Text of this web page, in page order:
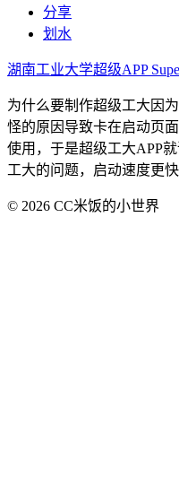
分享
划水
湖南工业大学超级APP
为什么要制作超级工大因
怪的原因导致卡在启动页
使用，于是超级工大APP
工大的问题，启动速度更
© 2026 CC米饭的小世界